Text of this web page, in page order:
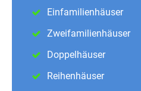
Einfamilienhäuser
Zweifamilienhäuser
Doppelhäuser
Reihenhäuser